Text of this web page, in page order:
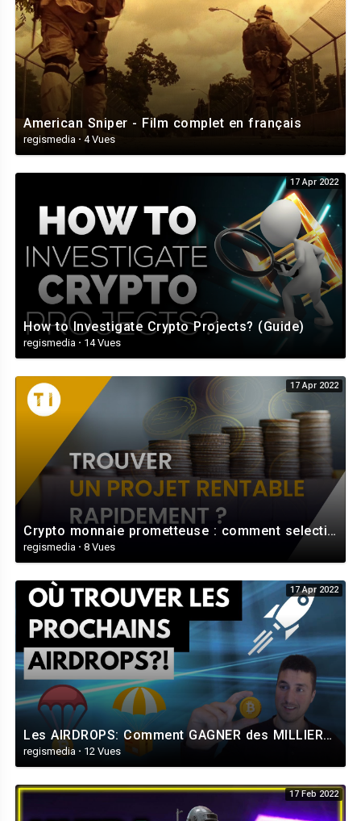
American Sniper - Film complet en français
regismedia · 4 Vues
17 Apr 2022
How to Investigate Crypto Projects? (Guide)
regismedia · 14 Vues
17 Apr 2022
Crypto monnaie prometteuse : comment selectionner les bons projets ? (Rapidement)
regismedia · 8 Vues
17 Apr 2022
Les AIRDROPS: Comment GAGNER des MILLIERS de dollars gratuitement? + Tutoriel Arbitrum et Optimism
regismedia · 12 Vues
17 Feb 2022